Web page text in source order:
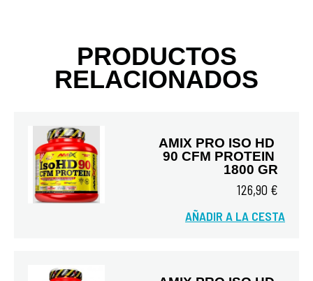
PRODUCTOS
RELACIONADOS
AMIX PRO ISO HD
90 CFM PROTEIN
1800 GR
126,90 €
AÑADIR A LA CESTA